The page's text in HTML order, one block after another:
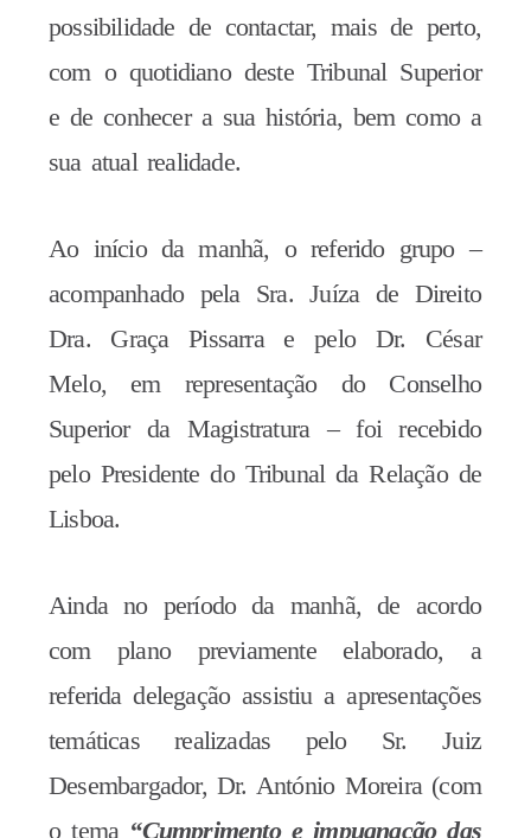
possibilidade de contactar, mais de perto,
com o quotidiano deste Tribunal Superior
e de conhecer a sua história, bem como a
sua atual realidade.
Ao início da manhã, o referido grupo –
acompanhado pela Sra. Juíza de Direito
Dra. Graça Pissarra e pelo Dr. César
Melo, em representação do Conselho
Superior da Magistratura – foi recebido
pelo Presidente do Tribunal da Relação de
Lisboa.
Ainda no período da manhã, de acordo
com plano previamente elaborado, a
referida delegação assistiu a apresentações
temáticas realizadas pelo Sr. Juiz
Desembargador, Dr. António Moreira (com
o tema “Cumprimento e impugnação das